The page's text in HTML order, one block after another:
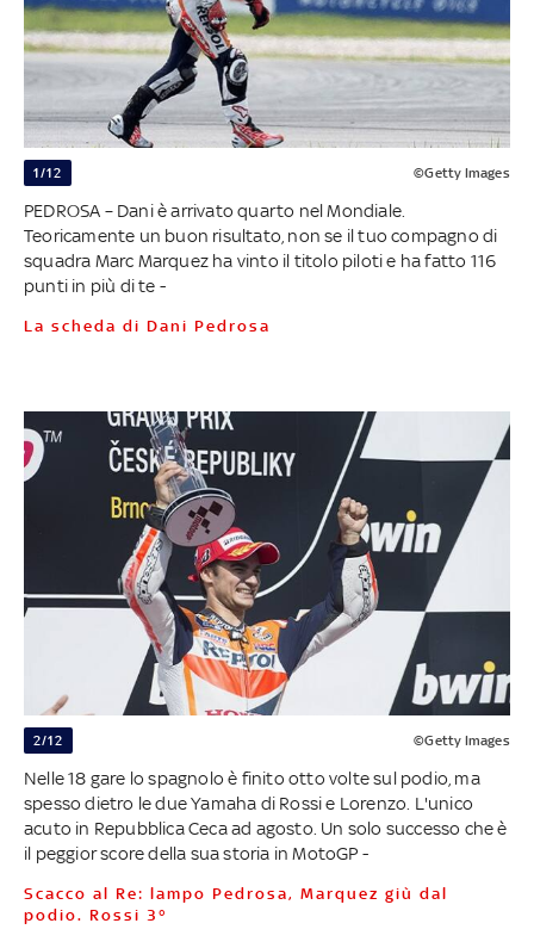
1/12 ©Getty Images
PEDROSA – Dani è arrivato quarto nel Mondiale.
Teoricamente un buon risultato, non se il tuo compagno di
squadra Marc Marquez ha vinto il titolo piloti e ha fatto 116
punti in più di te -
La scheda di Dani Pedrosa
2/12 ©Getty Images
Nelle 18 gare lo spagnolo è finito otto volte sul podio, ma
spesso dietro le due Yamaha di Rossi e Lorenzo. L'unico
acuto in Repubblica Ceca ad agosto. Un solo successo che è
il peggior score della sua storia in MotoGP -
Scacco al Re: lampo Pedrosa, Marquez giù dal
podio. Rossi 3°